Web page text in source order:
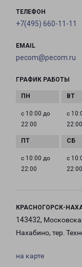
ТЕЛЕФОН
+7(495) 660-11-11
EMAIL
pecom@pecom.ru
ГРАФИК РАБОТЫ
с 10:00 до
22:00
с
22:00
с 10:00 до
22:00
с
22:00
КРАСНОГОРСК-
143432,
Нахабино, тер.
на карте